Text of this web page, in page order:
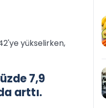
yükselirken,
7,9
arttı.